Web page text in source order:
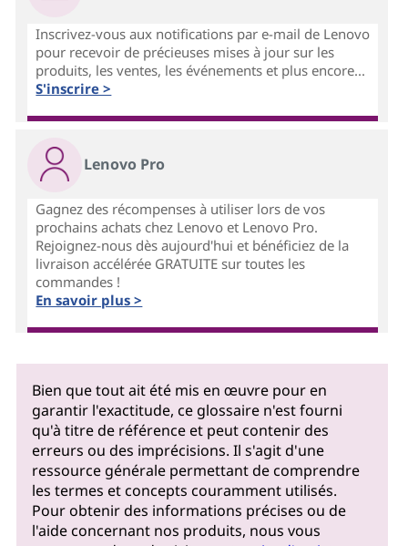
Inscrivez-vous aux notifications par e-mail de Lenovo
pour recevoir de précieuses mises à jour sur les
produits, les ventes, les événements et plus encore...
S'inscrire >
Lenovo Pro
Gagnez des récompenses à utiliser lors de vos
prochains achats chez Lenovo et Lenovo Pro.
Rejoignez-nous dès aujourd'hui et bénéficiez de la
livraison accélérée GRATUITE sur toutes les
commandes !
En savoir plus >
Bien que tout ait été mis en œuvre pour en
garantir l'exactitude, ce glossaire n'est fourni
qu'à titre de référence et peut contenir des
erreurs ou des imprécisions. Il s'agit d'une
ressource générale permettant de comprendre
les termes et concepts couramment utilisés.
Pour obtenir des informations précises ou de
l'aide concernant nos produits, nous vous